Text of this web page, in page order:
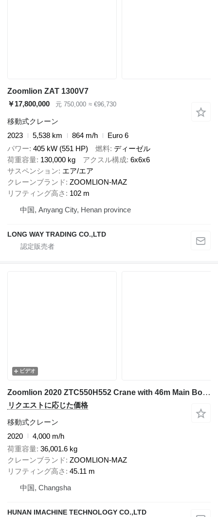
Zoomlion ZAT 1300V7
￥17,800,000
元 750,000 ≈ €96,730
移動式クレーン
2023
5,538 km 864 m/h
Euro 6
パワー 405 kW (551 HP) 燃料 ディーゼル
荷重容量 130,000 kg アクスル構成 6x6x6
サスペンション エア/エア
クレーンブランド ZOOMLION-MAZ
リフティング高さ
102 m
中国, Anyang City, Henan province
LONG WAY TRADING CO.,LTD
ビデオ
Zoomlion 2020 ZTC550H552 Crane with 46m Main Boom & 17m Jib - 2020 Model
リクエストに応じた価格
移動式クレーン
2020
4,000 m/h
荷重容量 36,001.6 kg
クレーンブランド ZOOMLION-MAZ
リフティング高さ
45.11 m
中国, Changsha
HUNAN IMACHINE TECHNOLOGY CO.,LTD